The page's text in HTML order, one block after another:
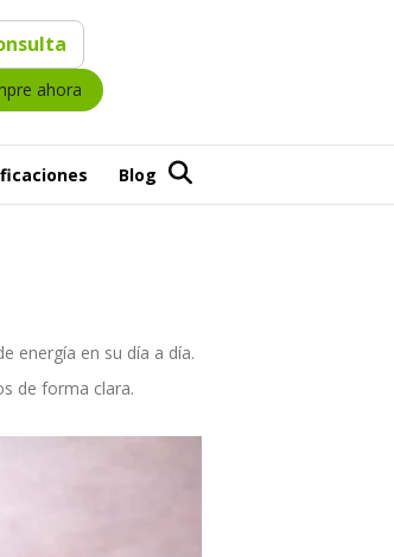
ahora
Blog
energía en su día a día.
de forma clara.